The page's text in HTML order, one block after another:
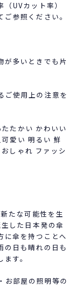
UVカット率）
参照ください。
が多いときでも片
ご使用上の注意を
たかい かわいい
愛い 明るい 鮮
しゃれ ファッシ
たな可能性を生
した日本発の傘
に傘を持つことへ
の日も晴れの日も
す。
お部屋の照明等の